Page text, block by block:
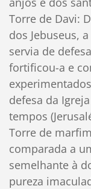
Torre de Davi:
dos Jebuseus,
servia de
fortificou-a e
defesa da
tempos
Torre de
comparada a
semelhante à
pureza